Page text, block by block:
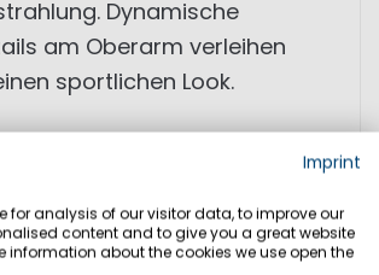
Dynamische
am Oberarm verleihen
sportlichen Look.
durch integrierte
Imprint
for analysis of our visitor data, to improve our
content and to give you a great website
information about the cookies we use open the